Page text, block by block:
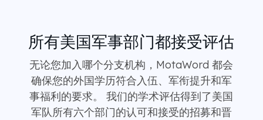
所有美国军事部门都接受评估
无论您加入哪个分支机构，MotaWord 都会
确保您的外国学历符合入伍、军衔提升和军
事福利的要求。 我们的学术评估得到了美国
军队所有六个部门的认可和接受的招募和晋